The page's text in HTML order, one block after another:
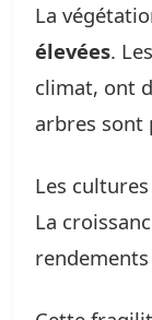
La
élevées.
climat, ont
arbres sont
Les
La